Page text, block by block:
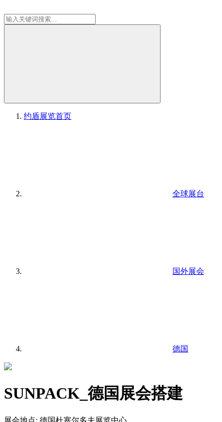
约盾展览首页
全球展台
国外展会
德国
SUNPACK_德国展会搭建
展会地点: 德国杜塞尔多夫展览中心